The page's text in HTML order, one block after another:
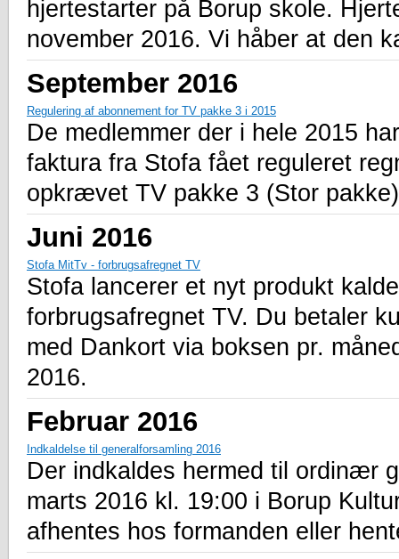
hjertestarter på Borup skole.
november 2016. Vi håber at den
September 2016
Regulering af abonnement for TV pakke 3 i 2015
De medlemmer der i hele 2015
faktura fra Stofa fået reguleret
opkrævet TV pakke 3 (Stor
Juni 2016
Stofa MitTv - forbrugsafregnet TV
Stofa lancerer et nyt produkt
forbrugsafregnet TV. Du betaler
med Dankort via boksen pr.
2016.
Februar 2016
Indkaldelse til generalforsamling 2016
Der indkaldes hermed til ordinær
marts 2016 kl. 19:00 i Borup
afhentes hos formanden eller